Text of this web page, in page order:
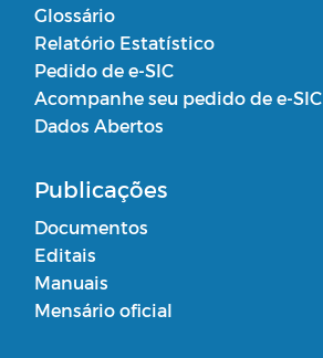
Glossário
Relatório Estatístico
Pedido de e-SIC
Acompanhe seu pedido de e-SIC
Dados Abertos
Publicações
Documentos
Editais
Manuais
Mensário oficial